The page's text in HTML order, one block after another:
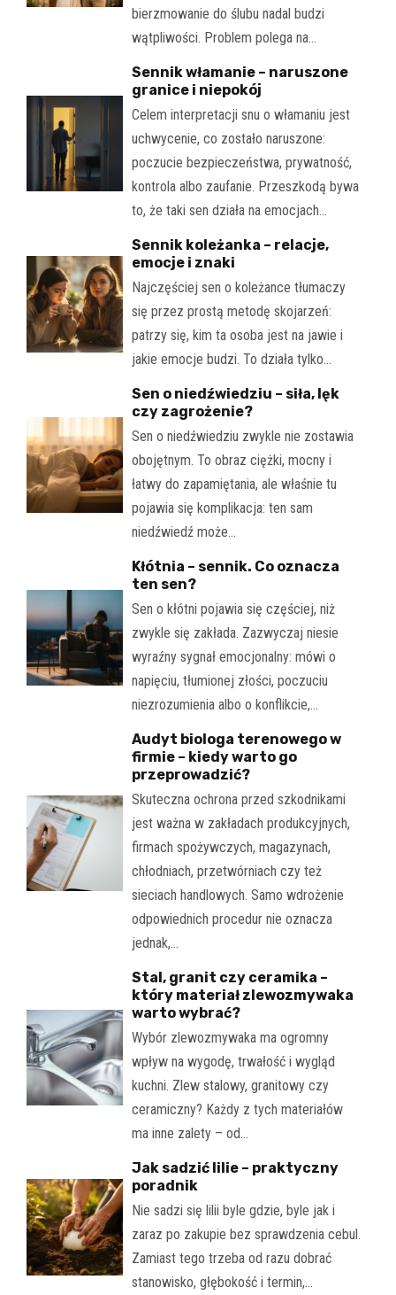
bierzmowanie do ślubu nadal budzi
wątpliwości. Problem polega na…
Sennik włamanie – naruszone
granice i niepokój
Celem interpretacji snu o włamaniu jest
uchwycenie, co zostało naruszone:
poczucie bezpieczeństwa, prywatność,
kontrola albo zaufanie. Przeszkodą bywa
to, że taki sen działa na emocjach…
Sennik koleżanka – relacje,
emocje i znaki
Najczęściej sen o koleżance tłumaczy
się przez prostą metodę skojarzeń:
patrzy się, kim ta osoba jest na jawie i
jakie emocje budzi. To działa tylko…
Sen o niedźwiedziu – siła, lęk
czy zagrożenie?
Sen o niedźwiedziu zwykle nie zostawia
obojętnym. To obraz ciężki, mocny i
łatwy do zapamiętania, ale właśnie tu
pojawia się komplikacja: ten sam
niedźwiedź może…
Kłótnia – sennik. Co oznacza
ten sen?
Sen o kłótni pojawia się częściej, niż
zwykle się zakłada. Zazwyczaj niesie
wyraźny sygnał emocjonalny: mówi o
napięciu, tłumionej złości, poczuciu
niezrozumienia albo o konflikcie,…
Audyt biologa terenowego w
firmie – kiedy warto go
przeprowadzić?
Skuteczna ochrona przed szkodnikami
jest ważna w zakładach produkcyjnych,
firmach spożywczych, magazynach,
chłodniach, przetwórniach czy też
sieciach handlowych. Samo wdrożenie
odpowiednich procedur nie oznacza
jednak,…
Stal, granit czy ceramika –
który materiał zlewozmywaka
warto wybrać?
Wybór zlewozmywaka ma ogromny
wpływ na wygodę, trwałość i wygląd
kuchni. Zlew stalowy, granitowy czy
ceramiczny? Każdy z tych materiałów
ma inne zalety – od…
Jak sadzić lilie – praktyczny
poradnik
Nie sadzi się lilii byle gdzie, byle jak i
zaraz po zakupie bez sprawdzenia cebul.
Zamiast tego trzeba od razu dobrać
stanowisko, głębokość i termin,…